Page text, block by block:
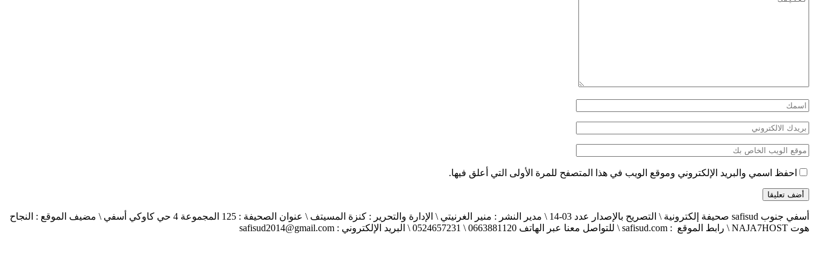
احفظ اسمي والبريد الإلكتروني وموقع الويب في هذا المتصفح للمرة الأولى التي أعلق فيها.
أسفي جنوب safisud صحيفة إلكترونية \ التصريح بالإصدار عدد 03-14 \ مدير النشر : منير الغرنيتي \ الإدارة والتحرير : كنزة المسيتف \ عنوان الصحيفة : 125 المجموعة 4 حي كاوكي أسفي \ مضيف الموقع : النجاح
هوت NAJA7HOST \ رابط الموقع : safisud.com \ للتواصل معنا عبر الهاتف 0663881120 \ 0524657231 \ البريد الإلكتروني : safisud2014@gmail.com